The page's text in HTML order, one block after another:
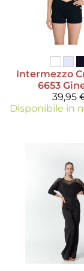
Intermezzo
6653
39,95
Disponibile in